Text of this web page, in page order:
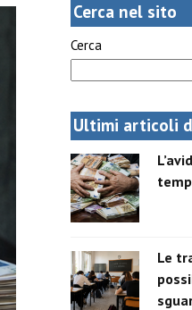
Cerca nel sito
Cerca
Ultimi articoli
Le